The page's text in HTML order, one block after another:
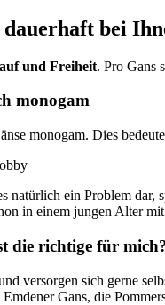
bei
und Freiheit. Pro Gans
monogam
monogam. Dies
natürlich ein Problem dar,
in einem jungen Alter
die richtige für
versorgen sich gerne
Gans, die